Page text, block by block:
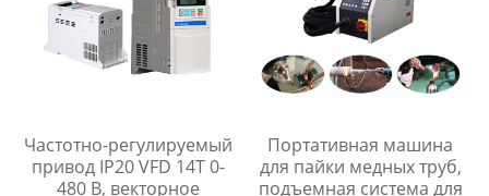
Частотно-регулируемый
привод IP20 VFD 14T 0-
480 В, векторное
Портативная машина
для пайки медных труб,
подъемная система для